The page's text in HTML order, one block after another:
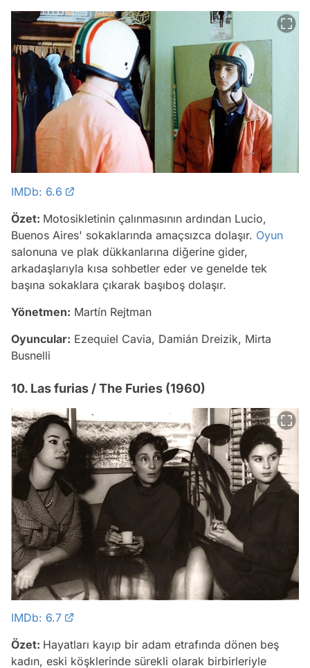
IMDb: 6.6
Özet: Motosikletinin çalınmasının ardından Lucio,
Buenos Aires' sokaklarında amaçsızca dolaşır. Oyun
salonuna ve plak dükkanlarına diğerine gider,
arkadaşlarıyla kısa sohbetler eder ve genelde tek
başına sokaklara çıkarak başıboş dolaşır.
Yönetmen: Martín Rejtman
Oyuncular: Ezequiel Cavia, Damián Dreizik, Mirta
Busnelli
10. Las furias / The Furies (1960)
IMDb: 6.7
Özet: Hayatları kayıp bir adam etrafında dönen beş
kadın, eski köşklerinde sürekli olarak birbirleriyle